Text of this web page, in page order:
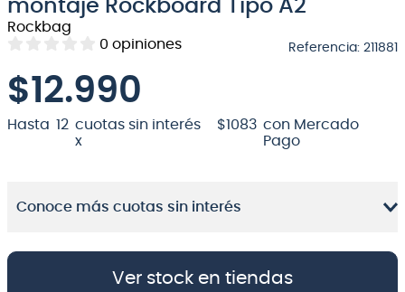
montaje Rockboard Tipo A2
Rockbag
0 opiniones Referencia: 211881
$12.990
Hasta 12 cuotas sin interés
x
$1083 con Mercado
Pago
Conoce más cuotas sin interés
Ver stock en tiendas
6.
guitarra
7.
teclado
9 .
micrófono
10. violin